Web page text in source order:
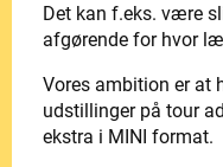
Det kan f.eks. være
afgørende for hvor
Vores ambition er at
udstillinger på tour
ekstra i MINI format.